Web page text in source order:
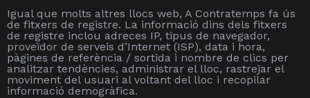
Igual que molts altres llocs web, A Contratemps fa ús
de fitxers de registre. La informació dins dels fitxers
de registre inclou adreces IP, tipus de navegador,
proveïdor de serveis d’Internet (ISP), data i hora,
pàgines de referència / sortida i nombre de clics per
analitzar tendències, administrar el lloc, rastrejar el
moviment del usuari al voltant del lloc i recopilar
informació demogràfica.